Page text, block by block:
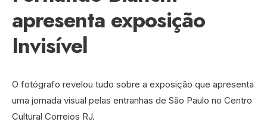
apresenta exposição
Invisível
O fotógrafo revelou tudo sobre a exposição que apresenta
uma jornada visual pelas entranhas de São Paulo no Centro
Cultural Correios RJ.